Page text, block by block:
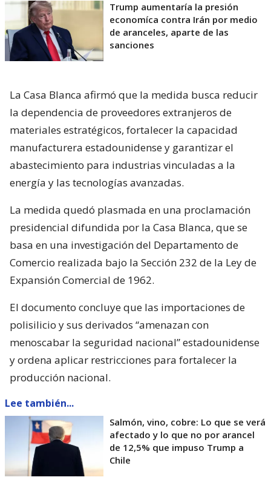
Trump aumentaría la presión
economíca contra Irán por medio
de aranceles, aparte de las
sanciones
La Casa Blanca afirmó que la medida busca reducir
la dependencia de proveedores extranjeros de
materiales estratégicos, fortalecer la capacidad
manufacturera estadounidense y garantizar el
abastecimiento para industrias vinculadas a la
energía y las tecnologías avanzadas.
La medida quedó plasmada en una proclamación
presidencial difundida por la Casa Blanca, que se
basa en una investigación del Departamento de
Comercio realizada bajo la Sección 232 de la Ley de
Expansión Comercial de 1962.
El documento concluye que las importaciones de
polisilicio y sus derivados “amenazan con
menoscabar la seguridad nacional” estadounidense
y ordena aplicar restricciones para fortalecer la
producción nacional.
Lee también...
Salmón, vino, cobre: Lo que se verá
afectado y lo que no por arancel
de 12,5% que impuso Trump a
Chile